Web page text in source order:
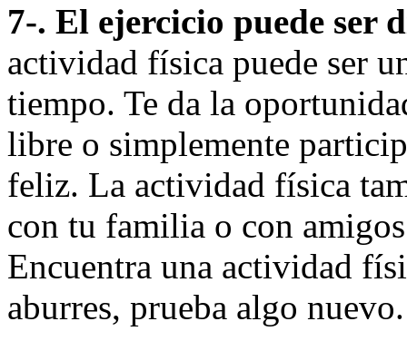
7-. El ejercicio puede ser
actividad física puede ser
tiempo. Te da la
libre o simplemente
feliz. La actividad física
con tu familia o con
Encuentra una actividad
aburres, prueba algo nuevo.